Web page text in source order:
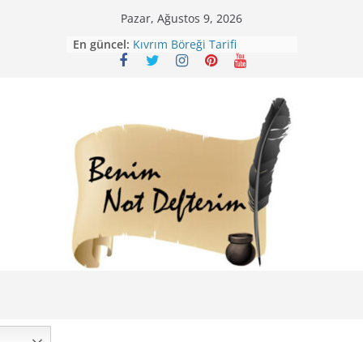
Pazar, Ağustos 9, 2026
En güncel: Kıvrım Böreği Tarifi
Karabuğday Pilavı Tarifi